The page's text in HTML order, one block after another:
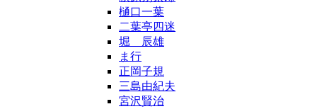
樋口一葉
二葉亭四迷
堀 辰雄
ま行
正岡子規
三島由紀夫
宮沢賢治